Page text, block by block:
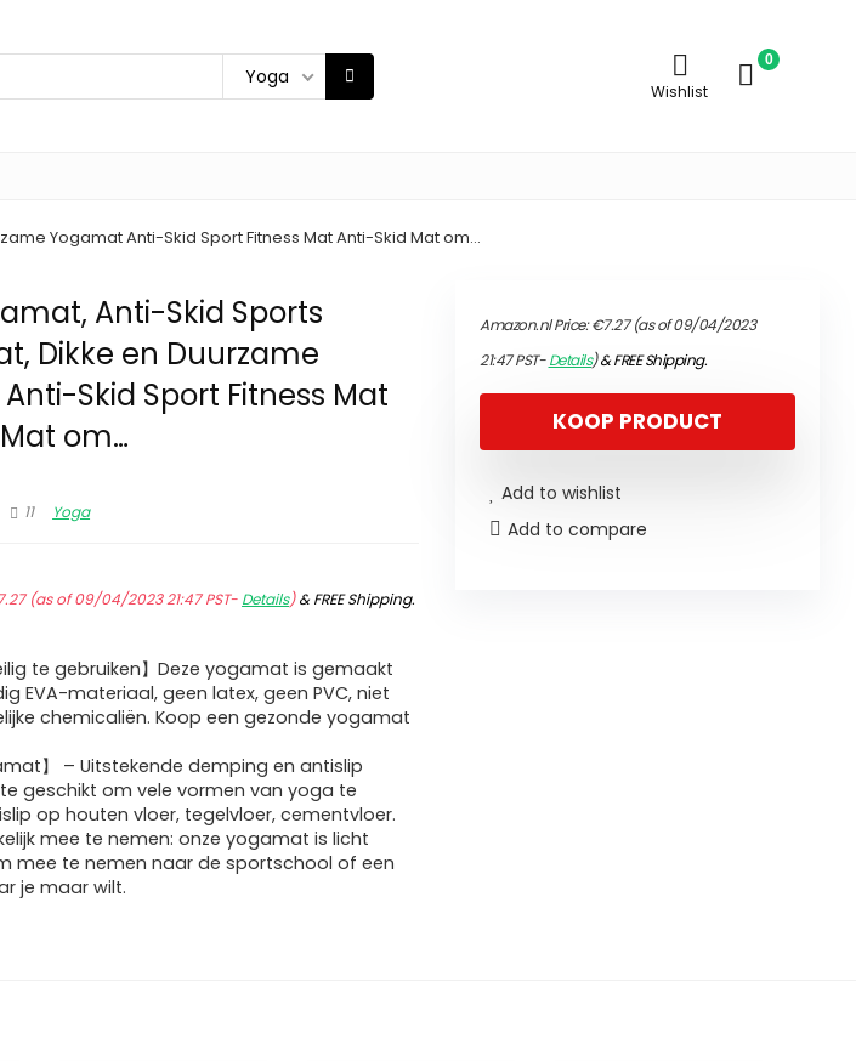
Yoga
Wishlist
0
Yogamat Anti-Skid Sport Fitness Mat Anti-Skid Mat om…
Anti-Skid Sports
Dikke en Duurzame
Skid Sport Fitness Mat
om…
11 Yoga
(as of 09/04/2023 21:47 PST- Details)&FREE Shipping.
te gebruiken】Deze yogamat is gemaakt
EVA-materiaal, geen latex, geen PVC, niet
chemicaliën. Koop een gezonde yogamat
】 – Uitstekende demping en antislip
geschikt om vele vormen van yoga te
op houten vloer, tegelvloer, cementvloer.
mee te nemen: onze yogamat is licht
mee te nemen naar de sportschool of een
je maar wilt.
Amazon.nl Price:€7.27(as of 09/04/2023
21:47 PST-Details)&FREE Shipping.
KOOP PRODUCT
Add to wishlist
Add to compare